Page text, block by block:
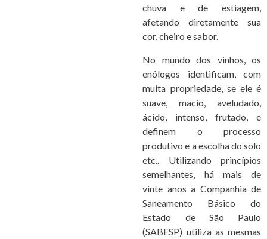
chuva e de estiagem,
afetando diretamente sua
cor, cheiro e sabor.
No mundo dos vinhos, os
enólogos identificam, com
muita propriedade, se ele é
suave, macio, aveludado,
ácido, intenso, frutado, e
definem o processo
produtivo e a escolha do solo
etc.. Utilizando princípios
semelhantes, há mais de
vinte anos a Companhia de
Saneamento Básico do
Estado de São Paulo
(SABESP) utiliza as mesmas